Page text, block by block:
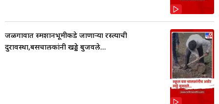
जळगावात स्मशानभूमीकडे जाणाऱ्या रस्त्याची
दुरावस्था,बसचालकांनी खड्डे बुजवले...